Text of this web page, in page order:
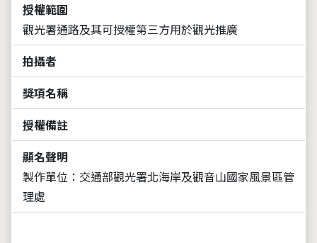
授權範圍
觀光署通路及其可授權第三方用於觀光推廣
拍攝者
獎項名稱
授權備註
顯名聲明
製作單位：交通部觀光署北海岸及觀音山國家風景區管
理處